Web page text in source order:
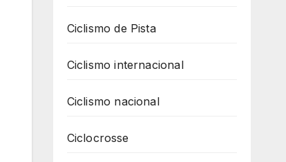
Ciclismo de Pista
Ciclismo internacional
Ciclismo nacional
Ciclocrosse